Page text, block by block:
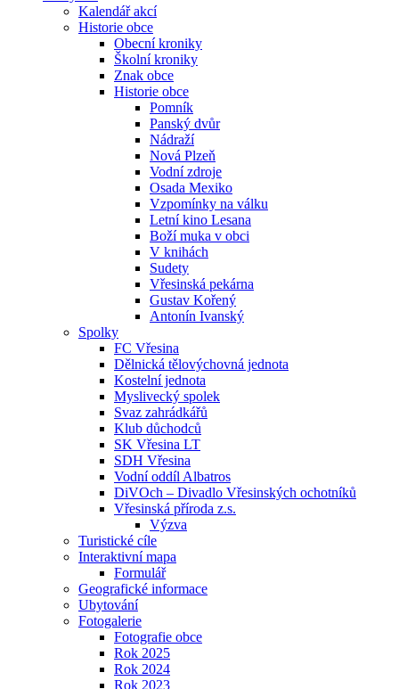
Kalendář akcí
Historie obce
Obecní kroniky
Školní kroniky
Znak obce
Historie obce
Pomník
Panský dvůr
Nádraží
Nová Plzeň
Vodní zdroje
Osada Mexiko
Vzpomínky na válku
Letní kino Lesana
Boží muka v obci
V knihách
Sudety
Vřesinská pekárna
Gustav Kořený
Antonín Ivanský
Spolky
FC Vřesina
Dělnická tělovýchovná jednota
Kostelní jednota
Myslivecký spolek
Svaz zahrádkářů
Klub důchodců
SK Vřesina LT
SDH Vřesina
Vodní oddíl Albatros
DiVOch – Divadlo Vřesinských ochotníků
Vřesinská příroda z.s.
Výzva
Turistické cíle
Interaktivní mapa
Formulář
Geografické informace
Ubytování
Fotogalerie
Fotografie obce
Rok 2025
Rok 2024
Rok 2023